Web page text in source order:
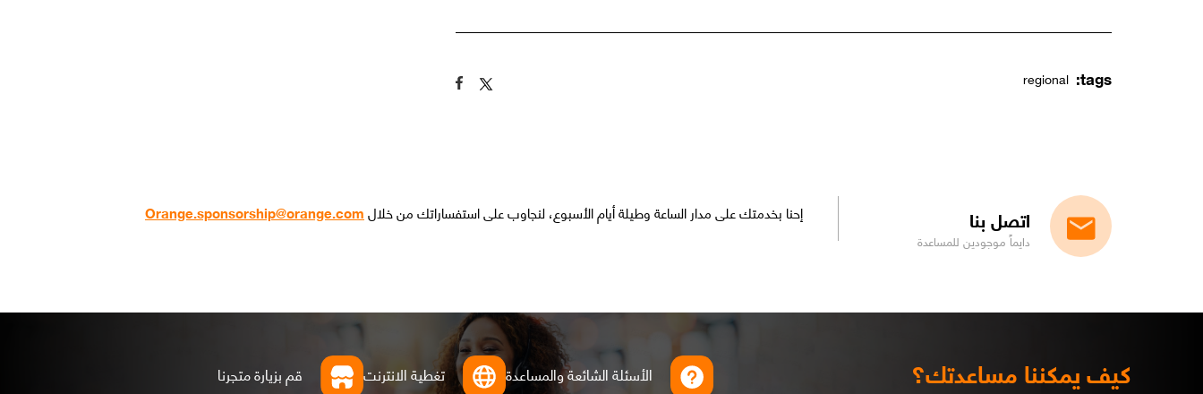
tags:
regional
اتصل بنا
دايماً موجودين للمساعدة
إحنا بخدمتك على مدار الساعة وطيلة أيام الأسبوع، لنجاوب على استفساراتك من خلالOrange.sponsorship@orange.com
كيف يمكننا مساعدتك؟ الأسئلة الشائعة والمساعدة تغطية الانترنت قم بزيارة متجرنا